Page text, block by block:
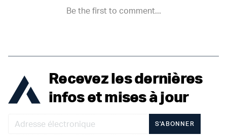
Recevez les dernières
infos et mises à jour
S'ABONNER